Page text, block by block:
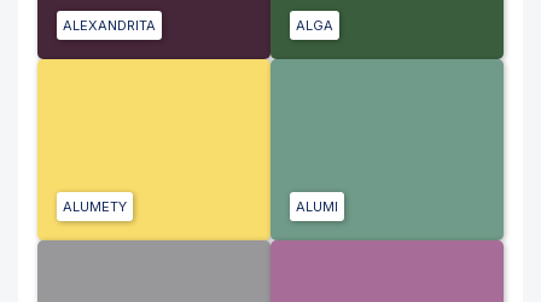
ALEXANDRITA ALGA
ALUMETY ALUMI